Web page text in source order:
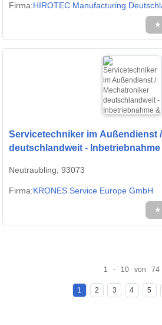
Firma:HIROTEC Manufacturing
★
Servicetechniker im Außendienst
deutschlandweit - Inbetriebnahme
Neutraubling, 93073
Firma:KRONES Service Europe GmbH
★
1 - 10 von 74
1 2 3 4 5